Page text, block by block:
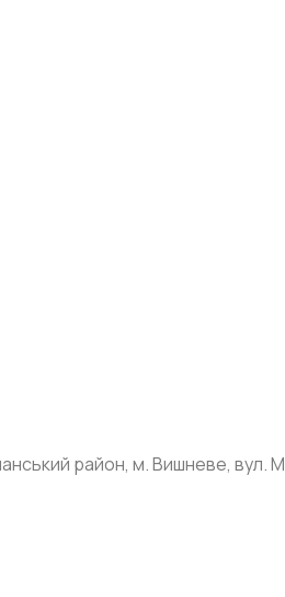
район, м. Вишневе, вул.